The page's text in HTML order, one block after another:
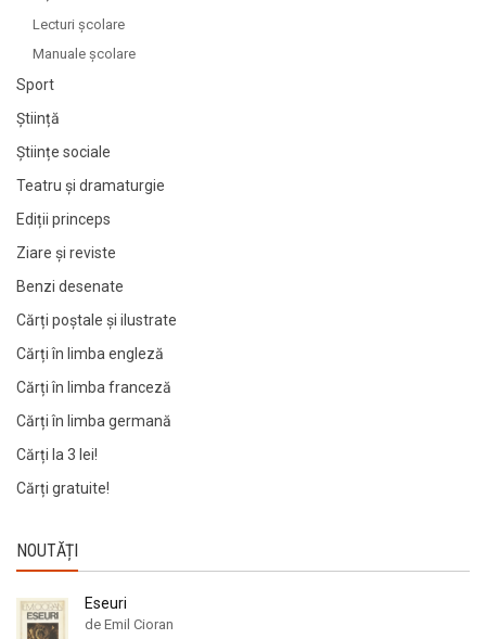
Lecturi şcolare
Manuale şcolare
Sport
Știință
Științe sociale
Teatru și dramaturgie
Ediții princeps
Ziare şi reviste
Benzi desenate
Cărți poștale și ilustrate
Cărți în limba engleză
Cărți în limba franceză
Cărți în limba germană
Cărți la 3 lei!
Cărți gratuite!
NOUTĂȚI
Eseuri
de Emil Cioran